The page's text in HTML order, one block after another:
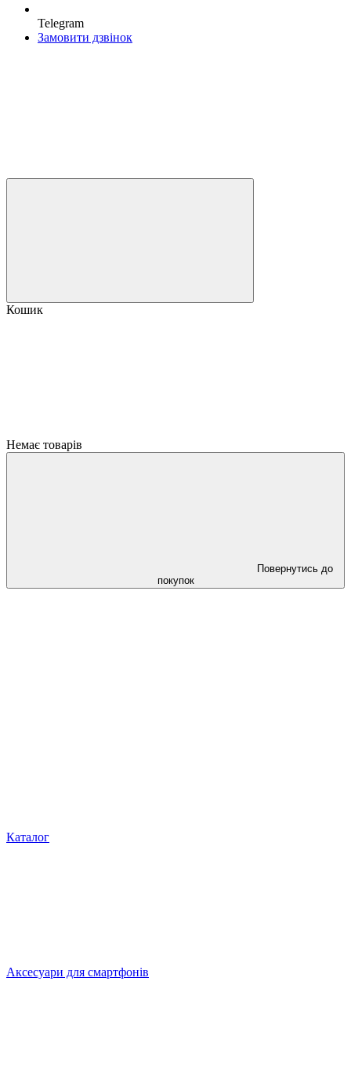
Telegram
Замовити дзвінок
Кошик
Немає товарів
Повернутись до
покупок
Каталог
Аксесуари для смартфонів